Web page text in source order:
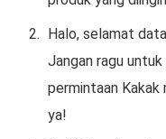
Halo, selamat
Jangan ragu
permintaan Kakak
ya!